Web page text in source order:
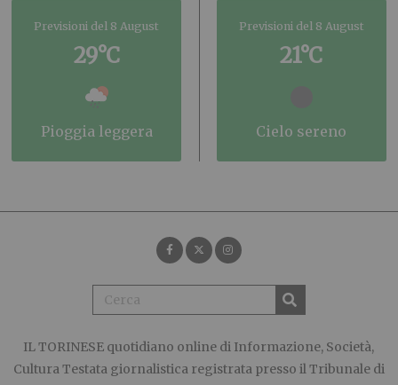
Previsioni del 8 August
29°C
pioggia leggera
Previsioni del 8 August
21°C
cielo sereno
IL TORINESE quotidiano online di Informazione, Società,
Cultura Testata giornalistica registrata presso il Tribunale di